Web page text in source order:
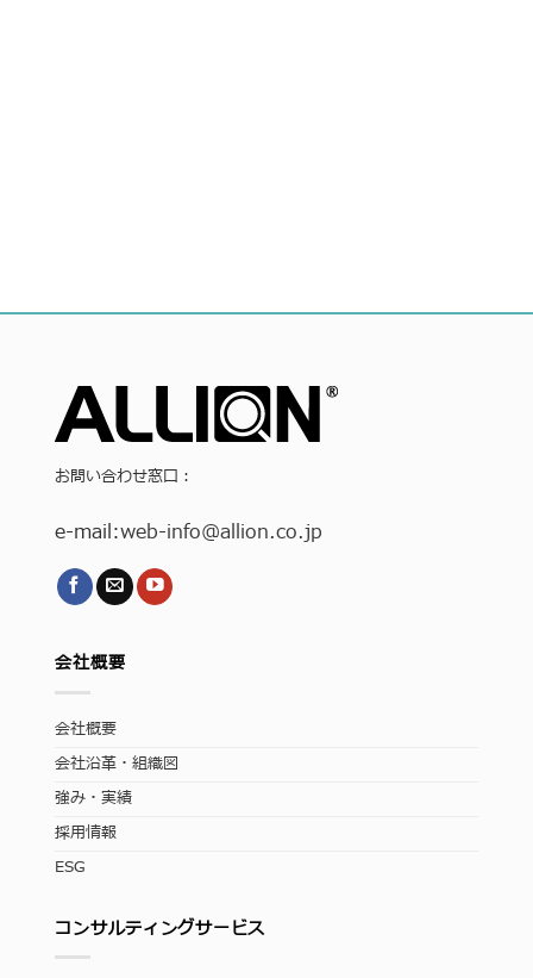
お問い合わせ窓口：
e-mail:web-info@allion.co.jp
会社概要
会社概要
会社沿革・組織図
強み・実績
採用情報
ESG
コンサルティングサービス